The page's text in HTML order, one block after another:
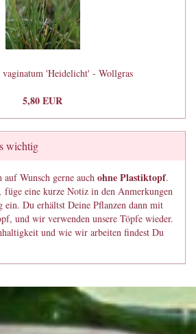
'Heidelicht' - Wollgras
5,80 EUR
wichtig
Wunsch gerne auch ohne Plastiktopf.
füge eine kurze Notiz in den Anmerkungen
ein. Du erhältst Deine Pflanzen dann mit
und wir verwenden unsere Töpfe wieder.
und wie wir arbeiten findest Du